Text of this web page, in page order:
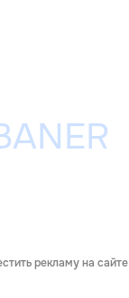
рекламу на сайте